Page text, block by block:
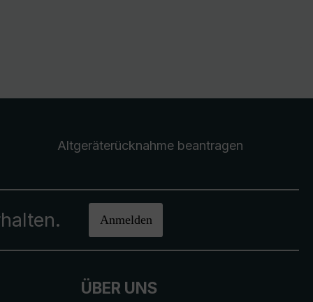
Altgeräterücknahme beantragen
Anmelden
ÜBER UNS